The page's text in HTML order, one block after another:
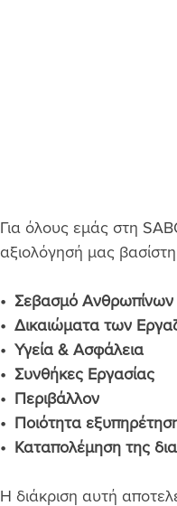
Για όλους εμάς στη
αξιολόγησή μας
•  Σεβασμό
•  Δικαιώματα των
•  Υγεία & Ασφάλεια
•  Συνθήκες Εργασίας
•  Περιβάλλον
•  Ποιότητα
•  Καταπολέμηση της
Η διάκριση αυτή